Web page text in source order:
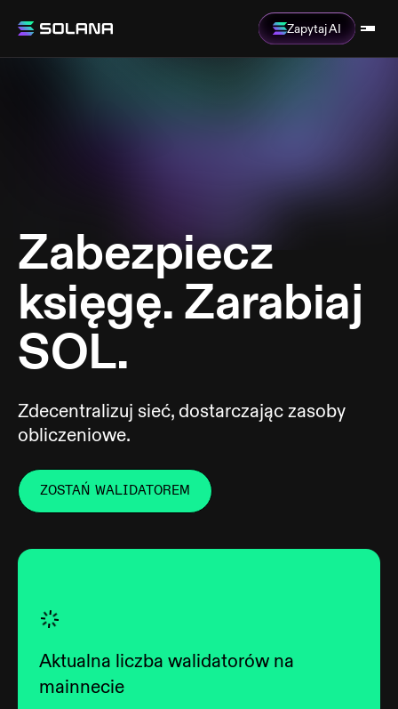
Zapytaj AI
Zabezpiecz
księgę. Zarabiaj
SOL.
Zdecentralizuj sieć, dostarczając zasoby
obliczeniowe.
ZOSTAŃ WALIDATOREM
Aktualna liczba walidatorów na
mainnecie